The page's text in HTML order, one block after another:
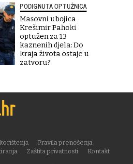
PODIGNUTA OPTUŽNICA
Masovni ubojica
Krešimir Pahoki
optužen za 13
kaznenih djela: Do
kraja života ostaje u
zatvoru?
Pravila prenošenja
Zaštita privatnosti
Kontakt